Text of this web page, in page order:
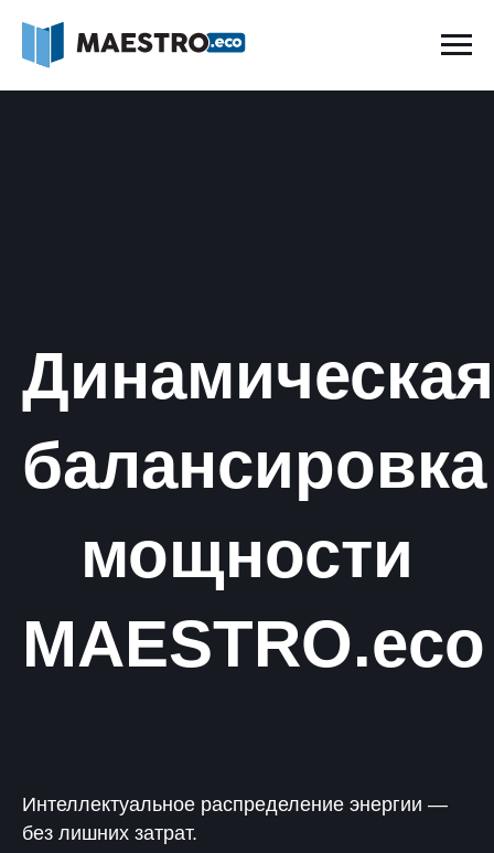
Динамическая
балансировка
мощности
MAESTRO.eco
Интеллектуальное распределение энергии —
без лишних затрат.